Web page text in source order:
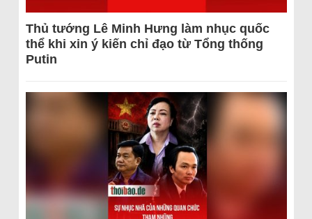
Thủ tướng Lê Minh Hưng làm nhục quốc
thể khi xin ý kiến chỉ đạo từ Tổng thống
Putin